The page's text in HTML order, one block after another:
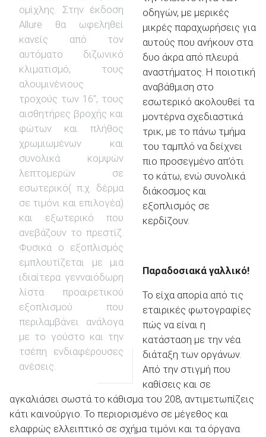
ομίχλης. Στην έκδοση
Allure θα ωφεληθεί
κανείς από τον
αυτόματο διζωνικό
κλιματισμό, τους
αλουμινένιους
τροχούς των 16’’, τους
αισθητήρες βροχής και
φώτων και πλήθος
χρωμιωμένων και
συνολικά κομψών
λεπτομερών σε
εσωτερικό( π.χ. δέρμα
σε τιμόνι και επιλογέα)
και εξωτερικό που
ανεβάζουν το πρεστίζ.
Φυσικά ο εξοπλισμός
εμπλουτίζεται με μια
ιδιαίτερα γενναιόδωρη
λίστα προαιρετικού
εξοπλισμού που
περιλαμβάνει ανάλογα
με το γούστο και την
τσέπη ενδιαφέρουσες
ανέσεις.
οδηγών, με μερικές
μικρές παραχωρήσεις για
αυτούς που ανήκουν στα
δυο άκρα από πλευρά
αναστήματος. Η ποιοτική
αναβάθμιση στο
εσωτερικό ακολουθεί τα
μοντέρνα σχεδιαστικά
τρικ, με το πάνω τμήμα
του ταμπλό να δείχνει
πιο προσεγμένο απ’ότι
το κάτω, ενώ συνολικά
διάκοσμος και
εξοπλισμός σε
κερδίζουν.
Παραδοσιακά γαλλικό!
Το είχα απορία από τις
εταιρικές φωτογραφίες
πώς να είναι η
κατάσταση με την νέα
διάταξη των οργάνων.
Από την στιγμή που
καθίσεις και σε
αγκαλιάσει σωστά το κάθισμα του 208, αντιμετωπίζεις
κάτι καινούργιο. Το περιορισμένο σε μέγεθος και
ελαφρώς ελλειπτικό σε σχήμα τιμόνι και τα όργανα